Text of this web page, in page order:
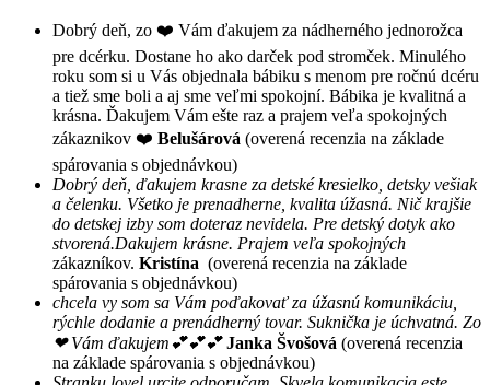
Dobrý deň, zo ❤️ Vám ďakujem za nádherného jednorožca
pre dcérku. Dostane ho ako darček pod stromček. Minulého
roku som si u Vás objednala bábiku s menom pre ročnú dcéru
a tiež sme boli a aj sme veľmi spokojní. Bábika je kvalitná a
krásna. Ďakujem Vám ešte raz a prajem veľa spokojných
zákaznikov ❤️ Belušárová (overená recenzia na základe
spárovania s objednávkou)
Dobrý deň, ďakujem krasne za detské kresielko, detsky vešiak
a čelenku. Všetko je prenadherne, kvalita úžasná. Nič krajšie
do detskej izby som doteraz nevidela. Pre detský dotyk ako
stvorená.Dakujem krásne. Prajem veľa spokojných
zákazníkov. Kristína (overená recenzia na základe
spárovania s objednávkou)
chcela vy som sa Vám poďakovať za úžasnú komunikáciu,
rýchle dodanie a prenádherný tovar. Suknička je úchvatná. Zo
❤ Vám ďakujem💕💕💕 Janka Švošová (overená recenzia
na základe spárovania s objednávkou)